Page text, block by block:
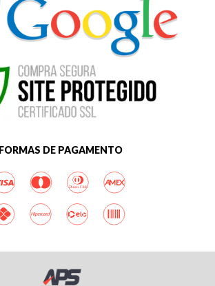
FORMAS DE PAGAMENTO